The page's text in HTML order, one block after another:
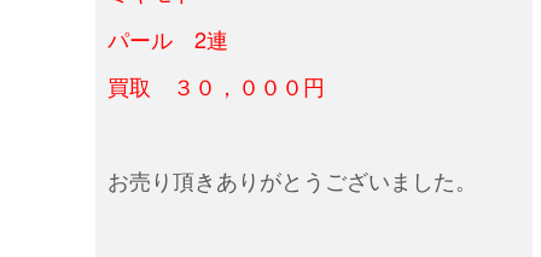
パール 2連
買取 ３０，０００円
お売り頂きありがとうございました。